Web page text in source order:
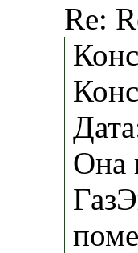
Re:
Она